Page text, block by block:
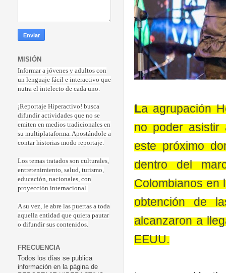
La agrupación
no poder asistir
este próximo
dentro del
Colombianos en
obtención de
alcanzaron a
EEUU.
MISIÓN
Informar a jóvenes y adultos con
un lenguaje fácil e interactivo que
nutra el intelecto de cada uno.
¡Reportaje Hiperactivo! busca
difundir actividades que no se
emiten en medios tradicionales en
su multiplataforma. Apostándole a
contar historias modo reportaje.
Los temas tratados son culturales,
entretenimiento, salud, turismo,
educación, nacionales, con
proyección internacional.
A su vez, le abre las puertas a toda
aquella entidad que quiera pautar
o difundir sus contenidos.
FRECUENCIA
Todos los días se publica
información en la página de